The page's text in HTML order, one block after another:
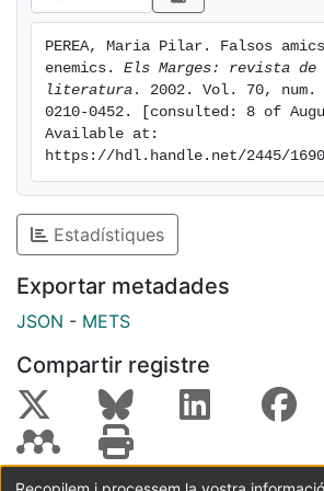
PEREA, Maria Pilar. Falsos
enemics. Els Marges: revista
literatura . 2002. Vol. 70, num.
0210-0452. [consulted: 8 of
Available at:
https://hdl.handle.net/2445/
Estadístiques
Exportar metadades
JSON - METS
Compartir registre